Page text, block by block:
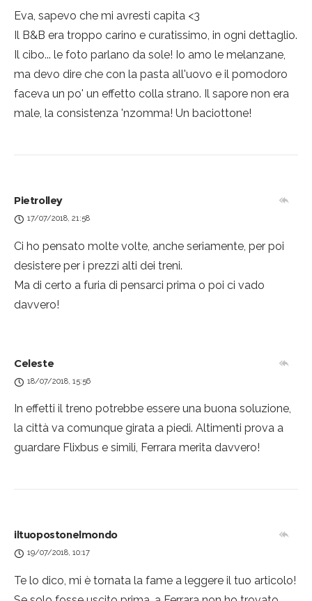
Eva, sapevo che mi avresti capita <3
Il B&B era troppo carino e curatissimo, in ogni dettaglio.
Il cibo... le foto parlano da sole! Io amo le melanzane,
ma devo dire che con la pasta all'uovo e il pomodoro
faceva un po' un effetto colla strano. Il sapore non era
male, la consistenza 'nzomma! Un baciottone!
Pietrolley
17/07/2018, 21:58
Ci ho pensato molte volte, anche seriamente, per poi
desistere per i prezzi alti dei treni.
Ma di certo a furia di pensarci prima o poi ci vado
davvero!
Celeste
18/07/2018, 15:56
In effetti il treno potrebbe essere una buona soluzione,
la città va comunque girata a piedi. Altimenti prova a
guardare Flixbus e simili, Ferrara merita davvero!
iltuopostonelmondo
19/07/2018, 10:17
Te lo dico, mi è tornata la fame a leggere il tuo articolo!